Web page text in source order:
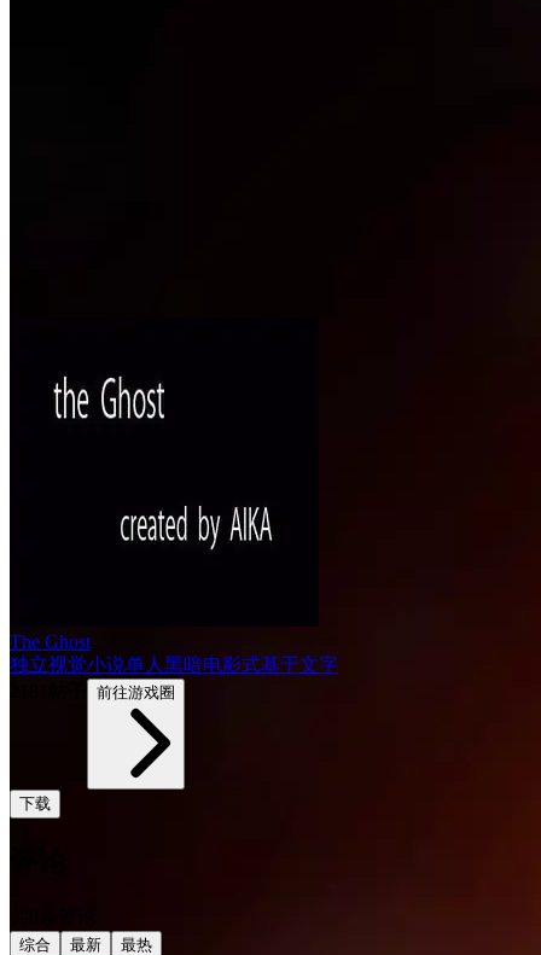
The Ghost
独立视觉小说单人 黑暗电影式基于文字
前往游戏圈
下载
综合 最新 最热